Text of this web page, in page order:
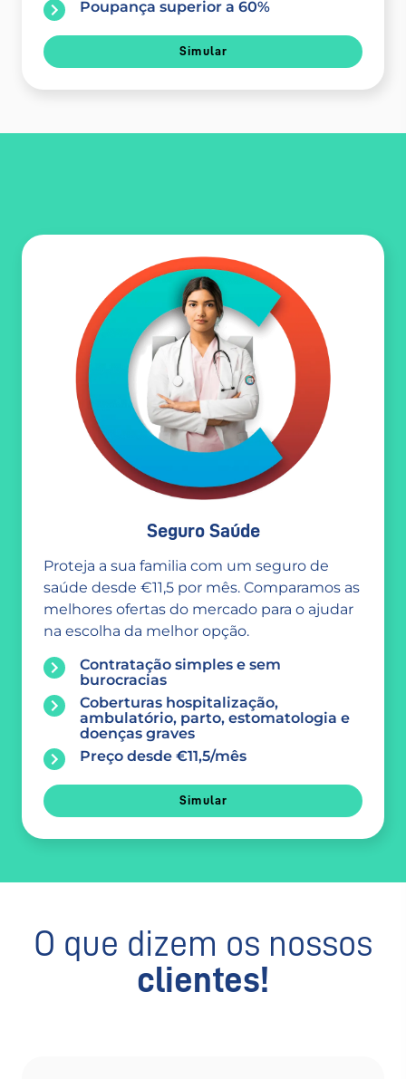
Poupança superior a 60%
Simular
Seguro Saúde
Proteja a sua familia com um seguro de
saúde desde €11,5 por mês. Comparamos as
melhores ofertas do mercado para o ajudar
na escolha da melhor opção.
Contratação simples e sem
burocracias
Coberturas hospitalização,
ambulatório, parto, estomatologia e
doenças graves
Preço desde €11,5/mês
Simular
O que dizem os nossos
clientes!